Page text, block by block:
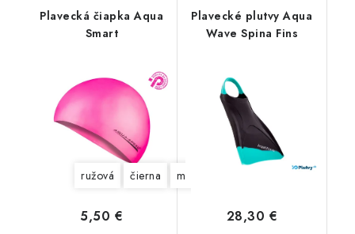
Plavecká čiapka Aqua
Smart
ružová čierna modrá
5,50 €
Plavecké plutvy Aqua
Wave Spina Fins
28,30 €